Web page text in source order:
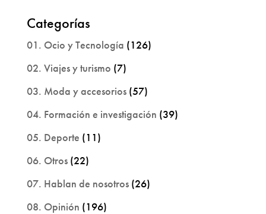
Categorías
01. Ocio y Tecnología (126)
02. Viajes y turismo (7)
03. Moda y accesorios(57)
04. Formación e investigación (39)
05. Deporte (11)
06. Otros(22)
07. Hablan de nosotros(26)
08. Opinión (196)